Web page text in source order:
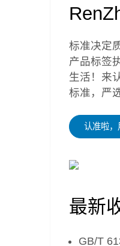
标准决定
产品标签
生活！来
标准，严
认准啦，
最新
GB/T